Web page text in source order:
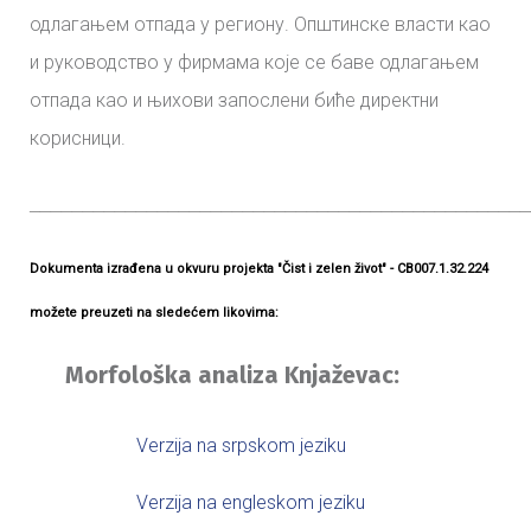
одлагањем отпада у региону. Општинске власти као
и руководство у фирмама које се баве одлагањем
отпада као и њихови запослени биће директни
корисници.
Dokumenta izrađena u okvuru projekta "Čist i zelen život" - CB007.1.32.224
možete preuzeti na sledećem likovima:
Morfološka analiza Knjaževac:
Verzija na srpskom jeziku
Verzija na engleskom jeziku